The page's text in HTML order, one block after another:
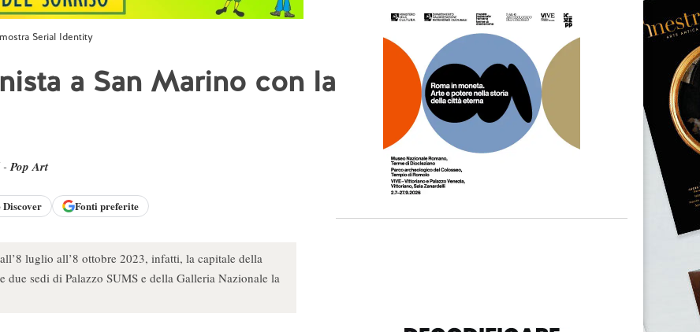
Serial Identity
a San Marino con la
-Pop Art
Discover Fonti preferite
luglio all’8 ottobre 2023, infatti, la capitale della
sedi di Palazzo SUMS e della Galleria Nazionale la